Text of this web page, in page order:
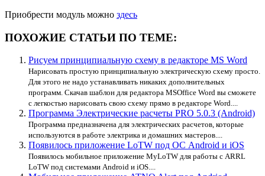
Приобрести модуль можно здесь
ПОХОЖИЕ СТАТЬИ ПО ТЕМЕ:
Рисуем принципиальную схему в редакторе MS Word
Нарисовать простую принципиальную электрическую схему просто.
Для этого не надо устанавливать никаких дополнительных
программ. Скачав шаблон для редактора MSOffice Word вы сможете
с легкостью нарисовать свою схему прямо в редакторе Word....
Программа Электрические расчеты PRO 5.0.3 (Android)
Программа предназначена для электрических расчетов, которые
используются в работе электрика и домашних мастеров....
Появилось приложение LoTW под ОС Android и iOS
Появилось мобильное приложение MyLoTW для работы с ARRL
LoTW под системами Android и iOS....